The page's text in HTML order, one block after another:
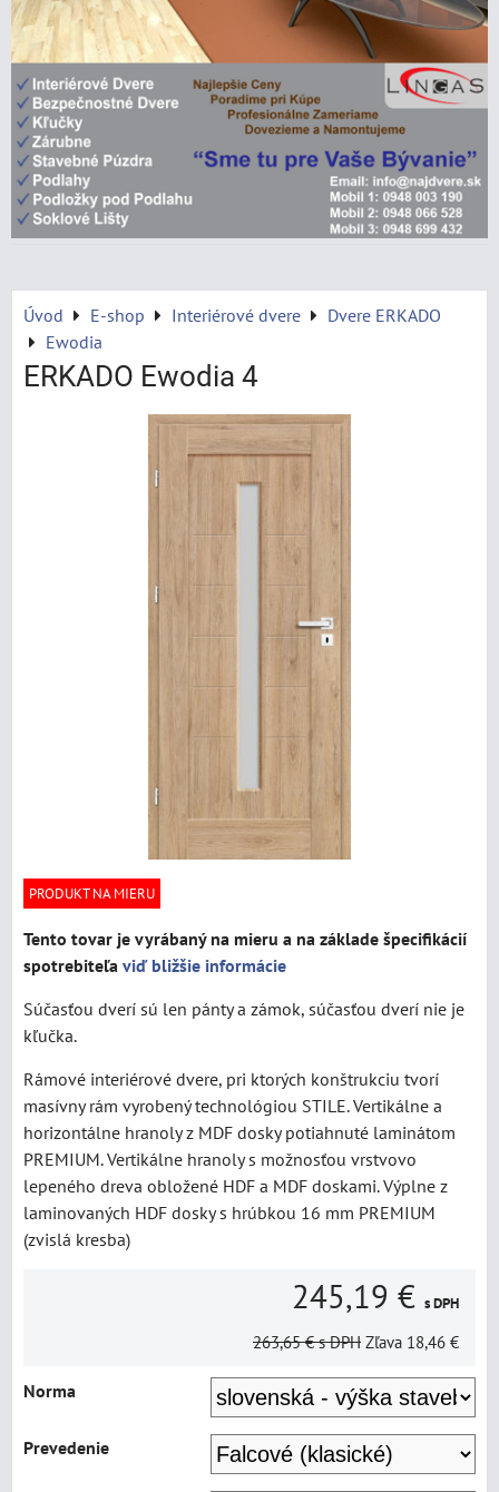
Úvod E-shop Interiérové dvere
Dvere ERKADO
Ewodia
ERKADO Ewodia 4
PRODUKT NA MIERU
Tento tovar je vyrábaný na mieru a na základe špecifikácií
spotrebiteľa viď bližšie informácie
Súčasťou dverí sú len pánty a zámok, súčasťou dverí nie je
kľučka.
Rámové interiérové dvere, pri ktorých konštrukciu tvorí
masívny rám vyrobený technológiou STILE. Vertikálne a
horizontálne hranoly z MDF dosky potiahnuté laminátom
PREMIUM. Vertikálne hranoly s možnosťou vrstvovo
lepeného dreva obložené HDF a MDF doskami. Výplne z
laminovaných HDF dosky s hrúbkou 16 mm PREMIUM
(zvislá kresba)
245,19 € s DPH
263,65 € s DPH Zľava 18,46 €
Norma
Prevedenie